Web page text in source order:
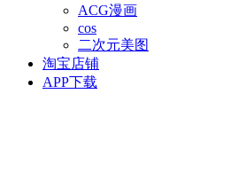
ACG漫画
cos
二次元美图
淘宝店铺
APP下载